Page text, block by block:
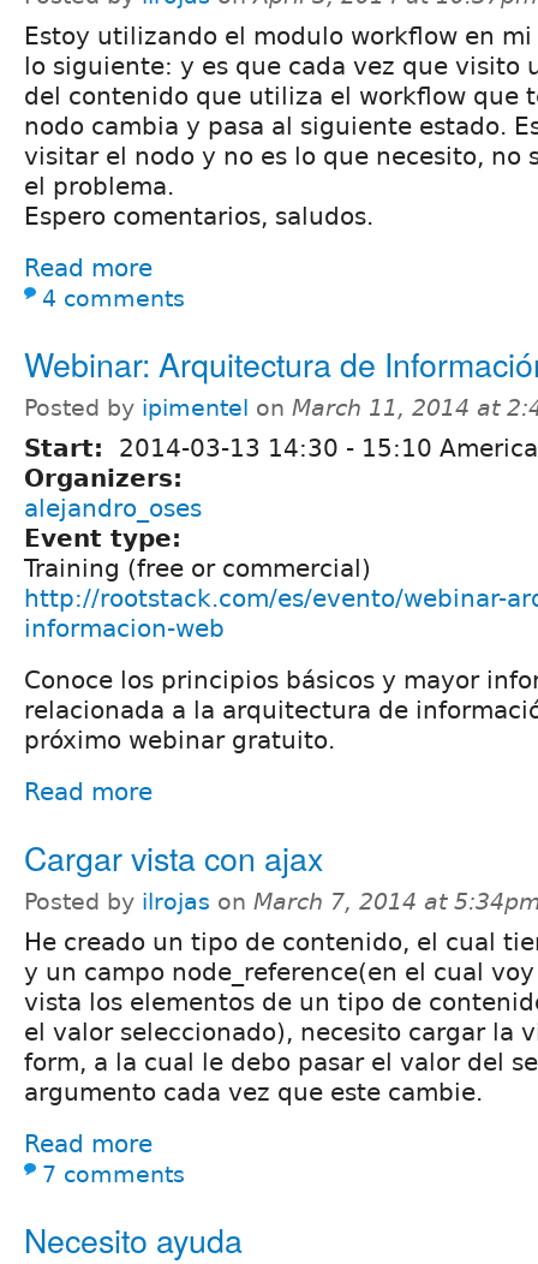
Estoy utilizando el modulo workflow en
lo siguiente: y es que cada vez que visito
del contenido que utiliza el workflow que
nodo cambia y pasa al siguiente estado.
visitar el nodo y no es lo que necesito, no
el problema.
Espero comentarios, saludos.
Read more
4 comments
Webinar: Arquitectura de
Posted by ipimentel on March 11, 2014 at
Start: 2014-03-13 14:30 - 15:10
Organizers:
alejandro_oses
Event type:
Training (free or commercial)
http://rootstack.com/es/evento/webinar-
informacion-web
Conoce los principios básicos y mayor
relacionada a la arquitectura de
próximo webinar gratuito.
Read more
Cargar vista con ajax
Posted by ilrojas on March 7, 2014 at
He creado un tipo de contenido, el cual
y un campo node_reference(en el cual
vista los elementos de un tipo de
el valor seleccionado), necesito cargar la
form, a la cual le debo pasar el valor del
argumento cada vez que este cambie.
Read more
7 comments
Necesito ayuda